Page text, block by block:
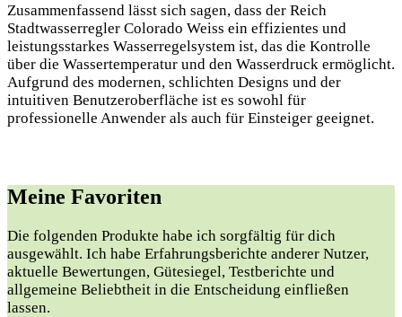
Zusammenfassend lässt sich sagen, dass der Reich
Stadtwasserregler Colorado Weiss ein effizientes und
leistungsstarkes Wasserregelsystem ist, das die Kontrolle
über die Wassertemperatur und den Wasserdruck ermöglicht.
Aufgrund des modernen, schlichten Designs und der
intuitiven Benutzeroberfläche ist es sowohl für
professionelle Anwender als auch für Einsteiger geeignet.
Meine Favoriten
Die folgenden Produkte habe ich sorgfältig für dich
ausgewählt. Ich habe Erfahrungsberichte anderer Nutzer,
aktuelle Bewertungen, Gütesiegel, Testberichte und
allgemeine Beliebtheit in die Entscheidung einfließen
lassen.